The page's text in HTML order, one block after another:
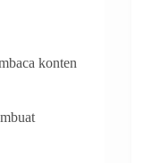
konten